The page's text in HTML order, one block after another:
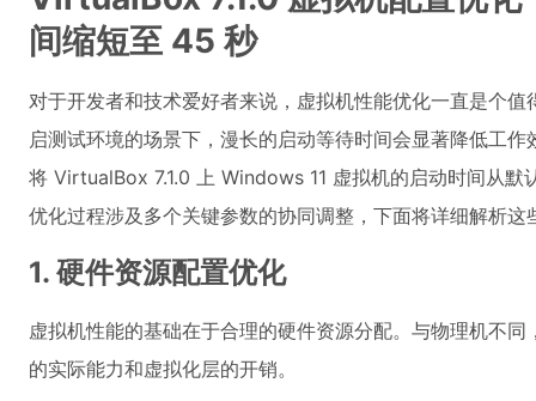
间缩短至 45 秒
对于开发者和技术爱好者来说，虚拟机性能优化一直是个
启测试环境的场景下，漫长的启动等待时间会显著降低工
将 VirtualBox 7.1.0 上 Windows 11 虚拟机的启动时间从
优化过程涉及多个关键参数的协同调整，下面将详细解析
1. 硬件资源配置优化
虚拟机性能的基础在于合理的硬件资源分配。与物理机不
的实际能力和虚拟化层的开销。